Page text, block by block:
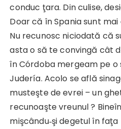
conduc ţara. Din culise,
Doar că în Spania sunt
Nu recunosc niciodată că
asta o să te convingă cât
în Córdoba mergeam pe
Judería. Acolo se află
musteşte de evrei – un
recunoaşte vreunul ?
mişcându‑şi degetul în faţa